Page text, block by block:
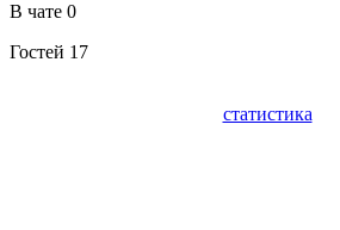
В чате 0
Гостей 17
статистика